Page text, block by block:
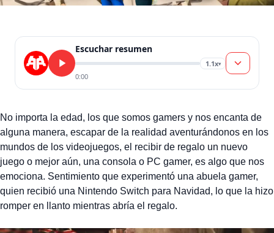
Escuchar resumen
1.1x▾
0:00
No importa la edad, los que somos gamers y nos encanta de
alguna manera, escapar de la realidad aventurándonos en los
mundos de los videojuegos, el recibir de regalo un nuevo
juego o mejor aún, una consola o PC gamer, es algo que nos
emociona. Sentimiento que experimentó una abuela gamer,
quien recibió una Nintendo Switch para Navidad, lo que la hizo
romper en llanto mientras abría el regalo.